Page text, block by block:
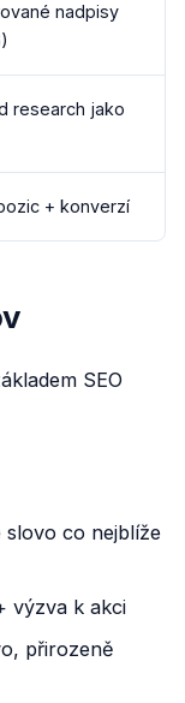
nadpisy
research jako
+ konverzí
SEO
co nejblíže
výzva k akci
přirozeně